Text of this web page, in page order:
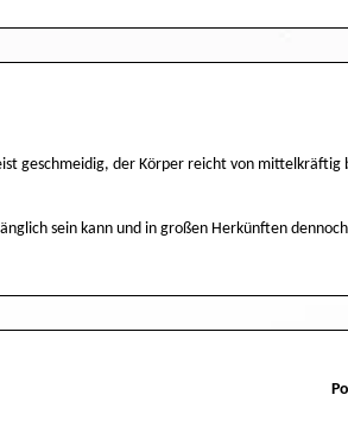
geschmeidig, der Körper reicht von mittelkräftig
sein kann und in großen Herkünften